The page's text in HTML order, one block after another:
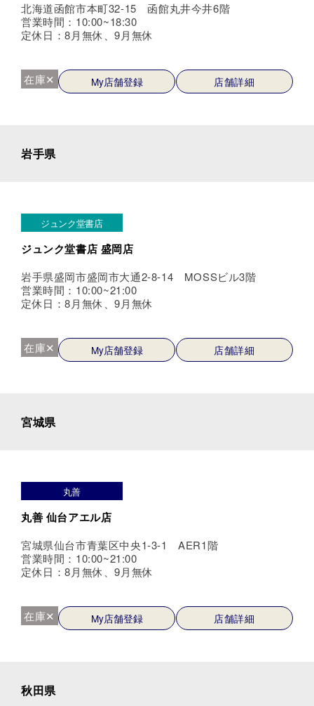
北海道函館市本町32-15 函館丸井今井6階
営業時間：10:00~18:30
定休日：8月無休、9月無休
在庫✕ My店舗登録 店舗詳細
岩手県
ジュンク堂書店
ジュンク堂書店 盛岡店
岩手県盛岡市盛岡市大通2-8-14 MOSSビル3階
営業時間：10:00~21:00
定休日：8月無休、9月無休
在庫✕ My店舗登録 店舗詳細
宮城県
丸善
丸善 仙台アエル店
宮城県仙台市青葉区中央1-3-1 AER1階
営業時間：10:00~21:00
定休日：8月無休、9月無休
在庫✕ My店舗登録 店舗詳細
秋田県